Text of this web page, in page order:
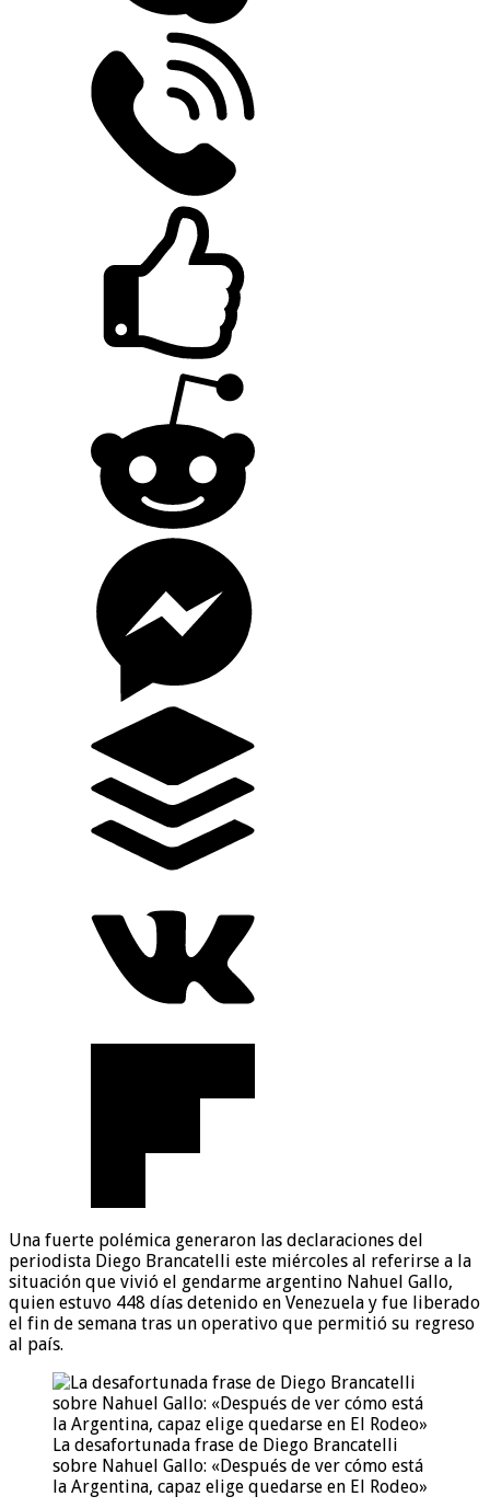
Una fuerte polémica generaron las declaraciones del
periodista Diego Brancatelli este miércoles al referirse a la
situación que vivió el gendarme argentino Nahuel Gallo,
quien estuvo 448 días detenido en Venezuela y fue liberado
el fin de semana tras un operativo que permitió su regreso
al país.
La desafortunada frase de Diego Brancatelli
sobre Nahuel Gallo: «Después de ver cómo está
la Argentina, capaz elige quedarse en El Rodeo»